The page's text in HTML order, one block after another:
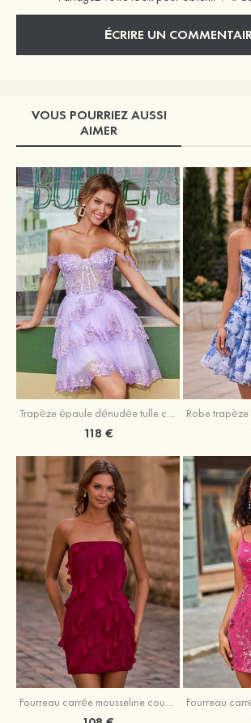
ÉCRIRE UN
VOUS POURRIEZ AUSSI
AIMER
Trapèze épaule dénudée tulle courte/mini robe de fête de la rentrée avec paillettes
118 €
Fourreau carrée mousseline courte/mini robe de fête de la rentré avec volants